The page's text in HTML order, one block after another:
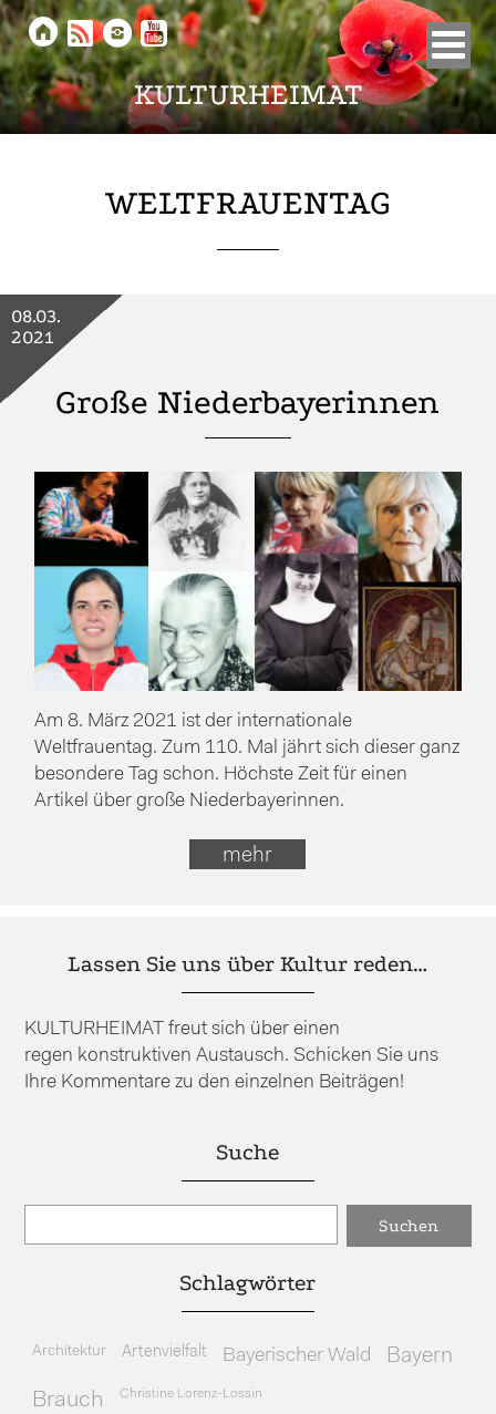
KULTURHEIMAT
    
WELTFRAUENTAG
Große Niederbayerinnen
08.03.
2021
Am 8. März 2021 ist der internationale
Weltfrauentag. Zum 110. Mal jährt sich dieser ganz
besondere Tag schon. Höchste Zeit für einen
Artikel über große Niederbayerinnen.
mehr
Lassen Sie uns über Kultur reden…
KULTURHEIMAT freut sich über einen
regen konstruktiven Austausch. Schicken Sie uns
Ihre Kommentare zu den einzelnen Beiträgen!
Suche
Schlagwörter
Architektur Artenvielfalt Bayerischer Wald Bayern
Brauch Christine Lorenz-Lossin